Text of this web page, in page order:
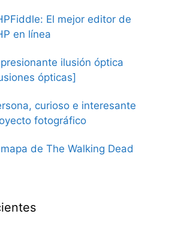
El mejor editor de
en línea
ilusión óptica
ópticas]
curioso e interesante
fotográfico
de The Walking Dead